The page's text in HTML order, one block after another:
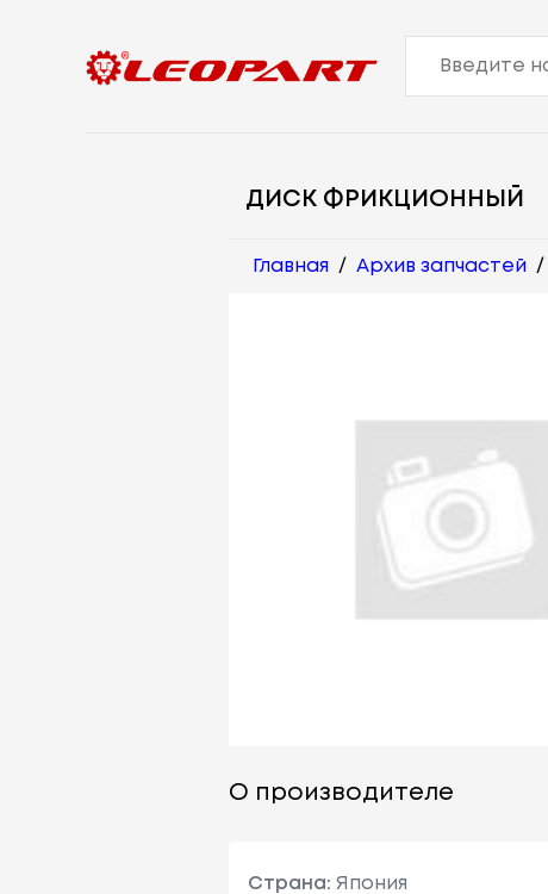
ДИСК ФРИКЦИОННЫЙ
Главная / Архив запчастей /
О производителе
Страна: Япония